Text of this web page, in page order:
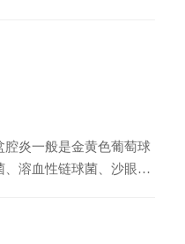
饮食上需要给予其高营
明显者，还可在医生指
酚片等非甾体抗炎药
炎一般是金黄色葡萄球
溶血性链球菌、沙眼衣
患者还可能会出现下腹
道出血、头痛，以及食